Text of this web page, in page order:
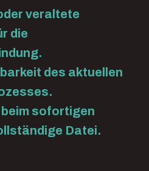
veraltete
die
des aktuellen
sofortigen
Datei.